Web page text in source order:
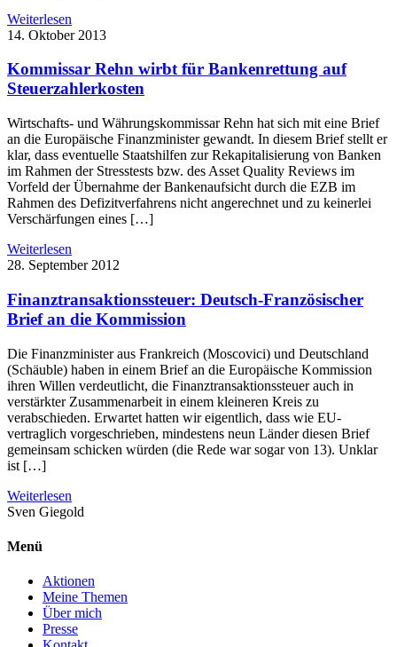
Weiterlesen
14. Oktober 2013
Kommissar Rehn wirbt für Bankenrettung auf
Steuerzahlerkosten
Wirtschafts- und Währungskommissar Rehn hat sich mit eine Brief
an die Europäische Finanzminister gewandt. In diesem Brief stellt er
klar, dass eventuelle Staatshilfen zur Rekapitalisierung von Banken
im Rahmen der Stresstests bzw. des Asset Quality Reviews im
Vorfeld der Übernahme der Bankenaufsicht durch die EZB im
Rahmen des Defizitverfahrens nicht angerechnet und zu keinerlei
Verschärfungen eines […]
Weiterlesen
28. September 2012
Finanztransaktionssteuer: Deutsch-Französischer
Brief an die Kommission
Die Finanzminister aus Frankreich (Moscovici) und Deutschland
(Schäuble) haben in einem Brief an die Europäische Kommission
ihren Willen verdeutlicht, die Finanztransaktionssteuer auch in
verstärkter Zusammenarbeit in einem kleineren Kreis zu
verabschieden. Erwartet hatten wir eigentlich, dass wie EU-
vertraglich vorgeschrieben, mindestens neun Länder diesen Brief
gemeinsam schicken würden (die Rede war sogar von 13). Unklar
ist […]
Weiterlesen
Sven Giegold
Menü
Aktionen
Meine Themen
Über mich
Presse